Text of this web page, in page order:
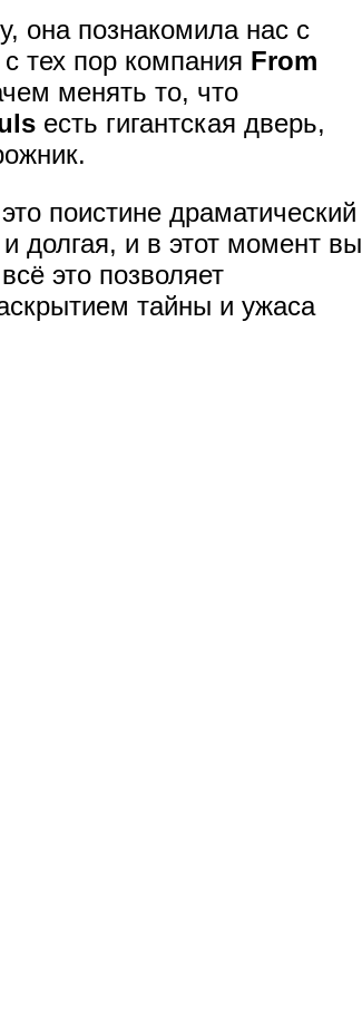
она познакомила нас с
тех пор компания From
менять то, что
есть гигантская дверь,
поистине драматический
долгая, и в этот момент вы
это позволяет
тайны и ужаса